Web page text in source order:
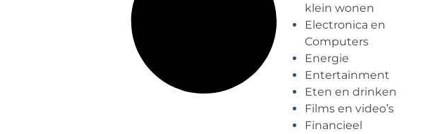
klein wonen
Electronica en
Computers
Energie
Entertainment
Eten en drinken
Films en video’s
Financieel